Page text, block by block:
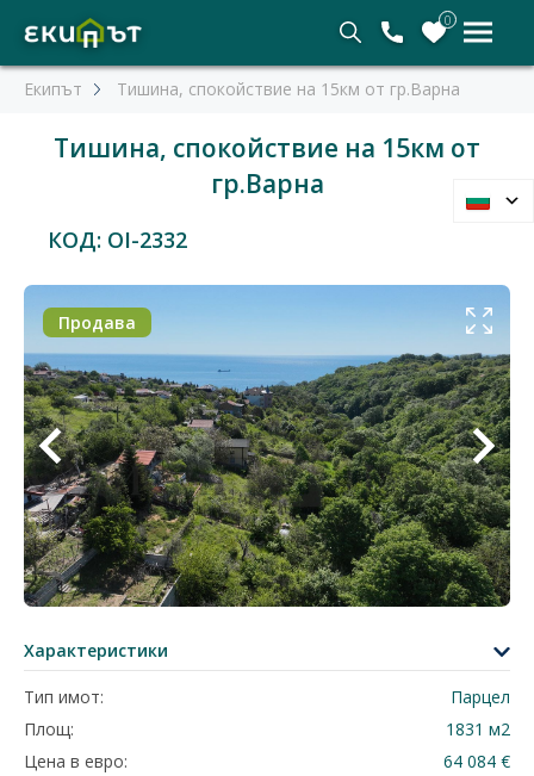
0
Екипът Тишина, спокойствие на 15км от гр.Варна
Тишина, спокойствие на 15км от
гр.Варна
КОД: OI-2332
Продава
Характеристики
Тип имот:
Парцел
Площ:
1831 м2
Цена в евро:
64 084 €